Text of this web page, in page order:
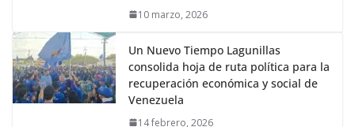
10 marzo, 2026
Un Nuevo Tiempo Lagunillas
consolida hoja de ruta política para la
recuperación económica y social de
Venezuela
14 febrero, 2026